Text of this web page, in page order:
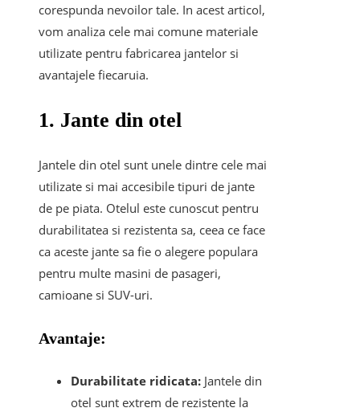
corespunda nevoilor tale. In acest articol,
vom analiza cele mai comune materiale
utilizate pentru fabricarea jantelor si
avantajele fiecaruia.
1. Jante din otel
Jantele din otel sunt unele dintre cele mai
utilizate si mai accesibile tipuri de jante
de pe piata. Otelul este cunoscut pentru
durabilitatea si rezistenta sa, ceea ce face
ca aceste jante sa fie o alegere populara
pentru multe masini de pasageri,
camioane si SUV-uri.
Avantaje:
Durabilitate ridicata: Jantele din
otel sunt extrem de rezistente la